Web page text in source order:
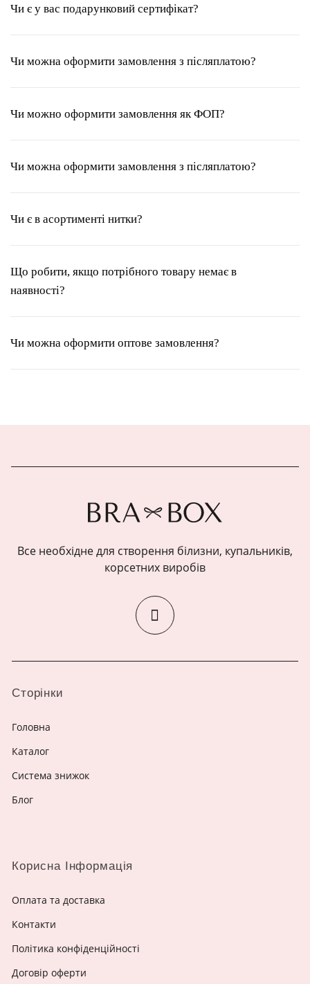
Чи є у вас подарунковий сертифікат?
Чи можна оформити замовлення з післяплатою?
Чи можно оформити замовлення як ФОП?
Чи можна оформити замовлення з післяплатою?
Чи є в асортименті нитки?
Що робити, якщо потрібного товару немає в
наявності?
Чи можна оформити оптове замовлення?
Все необхідне для створення білизни, купальників,
корсетних виробів
Сторінки
Головна
Каталог
Система знижок
Блог
Корисна Інформація
Оплата та доставка
Контакти
Політика конфіденційності
Договір оферти